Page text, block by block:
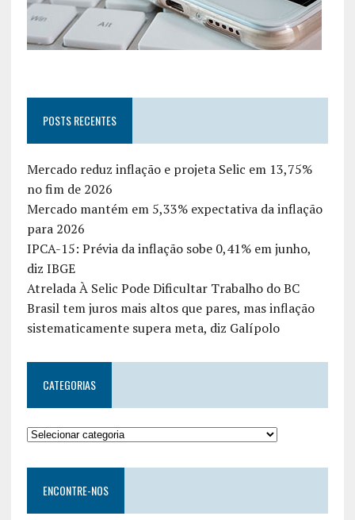
POSTS RECENTES
Mercado reduz inflação e projeta Selic em 13,75%
no fim de 2026
Mercado mantém em 5,33% expectativa da inflação
para 2026
IPCA-15: Prévia da inflação sobe 0,41% em junho,
diz IBGE
Atrelada À Selic Pode Dificultar Trabalho do BC
Brasil tem juros mais altos que pares, mas inflação
sistematicamente supera meta, diz Galípolo
CATEGORIAS
ENCONTRE-NOS